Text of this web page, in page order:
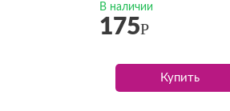
В наличии
175Р
Купить